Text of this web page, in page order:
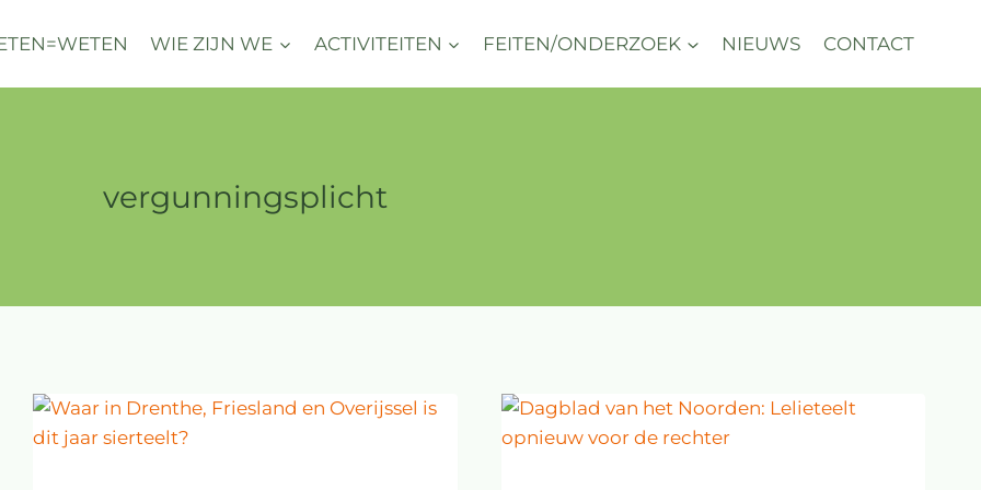
WIE ZIJN WE ACTIVITEITEN FEITEN/ONDERZOEK NIEUWS CONTACT
vergunningsplicht